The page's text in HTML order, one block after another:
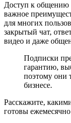
Доступ к
важное
для многих
закрытый чат,
видео и даже
Подписки
гарантию,
поэтому они
бизнесе.
Расскажите,
готовы ежемесячно